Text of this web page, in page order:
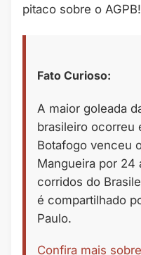
pitaco sobre o AGPB!
Fato Curioso:
A maior goleada
brasileiro ocorreu
Botafogo venceu
Mangueira por 24
corridos do
é compartilhado
Paulo.
Confira mais